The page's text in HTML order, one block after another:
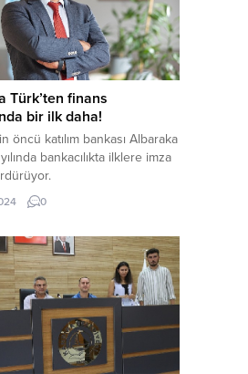
Türk’ten finans
bir ilk daha!
öncü katılım bankası Albaraka
bankacılıkta ilklere imza
0